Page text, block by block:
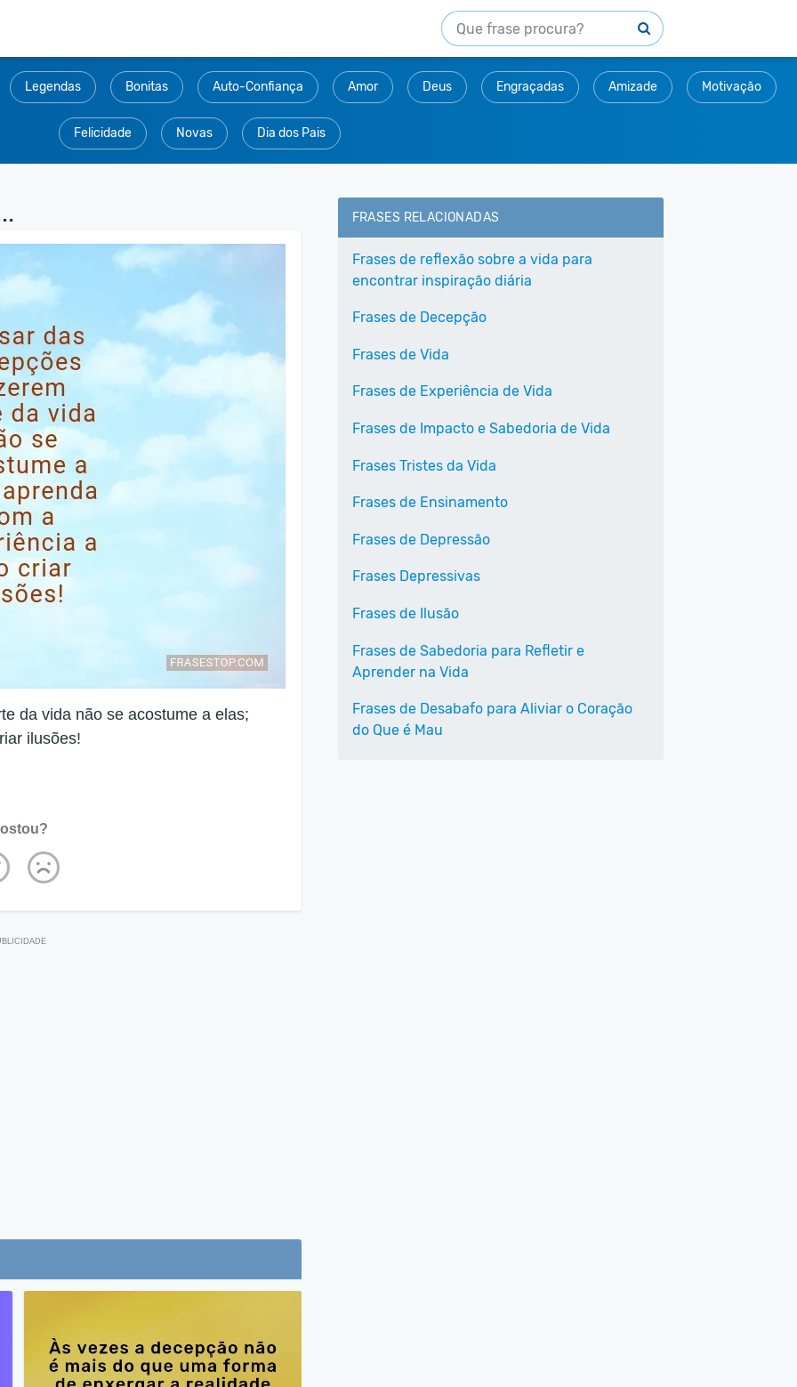
Legendas Bonitas Auto-Confiança Amor Deus Engraçadas Amizade Motivação
Felicidade Novas Dia dos Pais
da vida não se acostume a elas;
ilusões!
FRASES RELACIONADAS
Frases de reflexão sobre a vida para
encontrar inspiração diária
Frases de Decepção
Frases de Vida
Frases de Experiência de Vida
Frases de Impacto e Sabedoria de Vida
Frases Tristes da Vida
Frases de Ensinamento
Frases de Depressão
Frases Depressivas
Frases de Ilusão
Frases de Sabedoria para Refletir e
Aprender na Vida
Frases de Desabafo para Aliviar o Coração
do Que é Mau